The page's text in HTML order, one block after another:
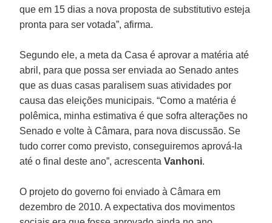
que em 15 dias a nova proposta de substitutivo esteja
pronta para ser votada”, afirma.
Segundo ele, a meta da Casa é aprovar a matéria até
abril, para que possa ser enviada ao Senado antes
que as duas casas paralisem suas atividades por
causa das eleições municipais. “Como a matéria é
polêmica, minha estimativa é que sofra alterações no
Senado e volte à Câmara, para nova discussão. Se
tudo correr como previsto, conseguiremos aprová-la
até o final deste ano”, acrescentaVanhoni.
O projeto do governo foi enviado à Câmara em
dezembro de 2010. A expectativa dos movimentos